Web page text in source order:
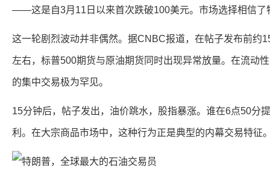
——这是自3月11日以来首次跌破100美元。市场选择相信了
这一轮剧烈波动并非偶然。据CNBC报道，在帖子发布前约
左右，标普500期货与原油期货同时出现异常放量。在流动
的集中交易极为罕见。
15分钟后，帖子发出，油价跳水，股指暴涨。谁在6点50分
利。在大宗商品市场中，这种行为正是典型的内幕交易特征